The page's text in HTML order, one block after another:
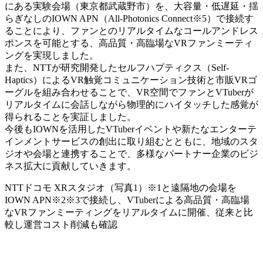
にある実験会場（東京都武蔵野市）を、大容量・低遅延・揺
らぎなしのIOWN APN（All-Photonics Connect※5）で接続す
ることにより、ファンとのリアルタイムなコールアンドレス
ポンスを可能とする、高品質・高臨場なVRファンミーティ
ングを実現しました。
また、NTTが研究開発したセルフハプティクス（Self-
Haptics）によるVR触覚コミュニケーション技術と市販VRゴ
ーグルを組み合わせることで、VR空間でファンとVTuberが
リアルタイムに会話しながら物理的にハイタッチした感覚が
得られることを実証しました。
今後もIOWNを活用したVTuberイベントや新たなエンターテ
インメントサービスの創出に取り組むとともに、地域のスタ
ジオや会場と連携することで、多様なパートナー企業のビジ
ネス拡大に貢献していきます。
NTTドコモ XRスタジオ（写真1）※1と遠隔地の会場を
IOWN APN※2※3で接続し、VTuberによる高品質・高臨場
なVRファンミーティングをリアルタイムに開催、従来と比
較し運営コスト削減も確認